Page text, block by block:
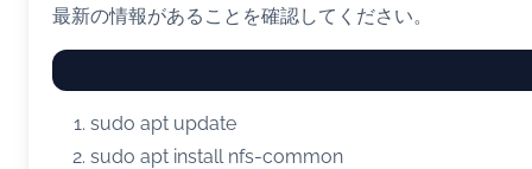
最新の情報があることを確認してください。
sudo apt update
sudo apt installnfs-common